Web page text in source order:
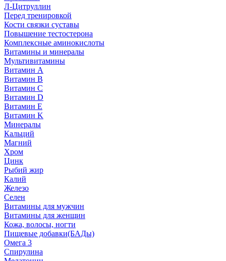
Л-Цитруллин
Перед тренировкой
Кости связки суставы
Повышение тестостерона
Комплексные аминокислоты
Витамины и минералы
Мультивитамины
Витамин A
Витамин B
Витамин C
Витамин D
Витамин E
Витамин K
Минералы
Кальций
Магний
Хром
Цинк
Рыбий жир
Калий
Железо
Селен
Витамины для мужчин
Витамины для женщин
Кожа, волосы, ногти
Пищевые добавки(БАДы)
Омега 3
Спирулина